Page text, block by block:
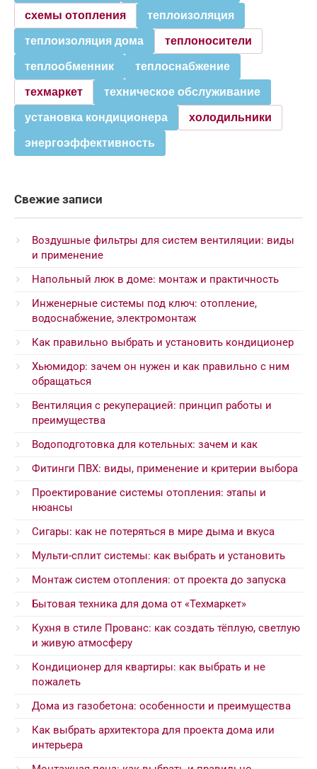
схемы отопления теплоизоляция
теплоизоляция дома теплоносители
теплообменник теплоснабжение
техмаркет техническое обслуживание
установка кондиционера холодильники
энергоэффективность
Свежие записи
Воздушные фильтры для систем вентиляции: виды
и применение
Напольный люк в доме: монтаж и практичность
Инженерные системы под ключ: отопление,
водоснабжение, электромонтаж
Как правильно выбрать и установить кондиционер
Хьюмидор: зачем он нужен и как правильно с ним
обращаться
Вентиляция с рекуперацией: принцип работы и
преимущества
Водоподготовка для котельных: зачем и как
Фитинги ПВХ: виды, применение и критерии выбора
Проектирование системы отопления: этапы и
нюансы
Сигары: как не потеряться в мире дыма и вкуса
Мульти-сплит системы: как выбрать и установить
Монтаж систем отопления: от проекта до запуска
Бытовая техника для дома от «Техмаркет»
Кухня в стиле Прованс: как создать тёплую, светлую
и живую атмосферу
Кондиционер для квартиры: как выбрать и не
пожалеть
Дома из газобетона: особенности и преимущества
Как выбрать архитектора для проекта дома или
интерьера